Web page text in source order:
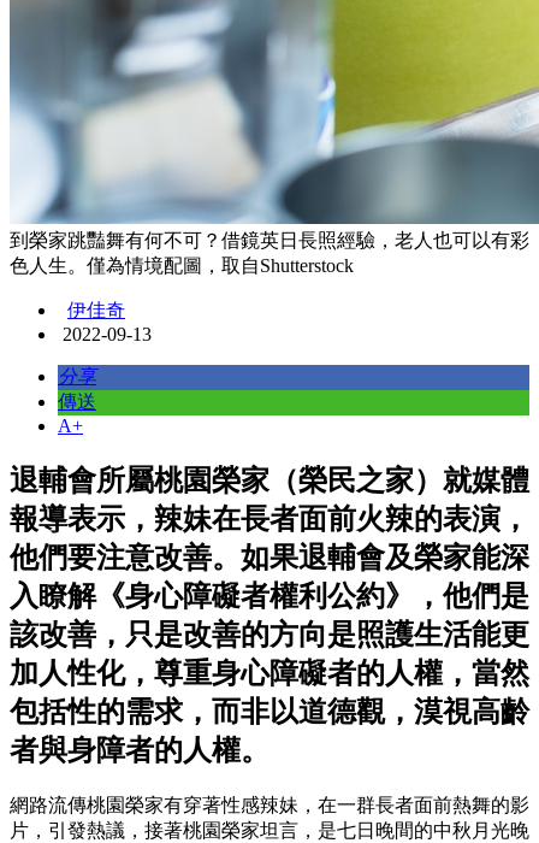
到榮家跳豔舞有何不可？借鏡英日長照經驗，老人也可以有彩
色人生。僅為情境配圖，取自Shutterstock
伊佳奇
2022-09-13
分享
傳送
A+
退輔會所屬桃園榮家（榮民之家）就媒體
報導表示，辣妹在長者面前火辣的表演，
他們要注意改善。如果退輔會及榮家能深
入瞭解《身心障礙者權利公約》，他們是
該改善，只是改善的方向是照護生活能更
加人性化，尊重身心障礙者的人權，當然
包括性的需求，而非以道德觀，漠視高齡
者與身障者的人權。
網路流傳桃園榮家有穿著性感辣妹，在一群長者面前熱舞的影
片，引發熱議，接著桃園榮家坦言，是七日晚間的中秋月光晚